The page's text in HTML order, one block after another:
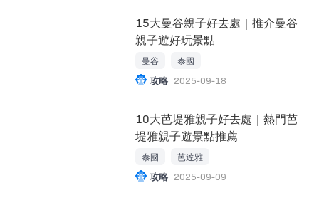
15大曼谷親子好去處｜推介曼谷
親子遊好玩景點
曼谷 泰國
攻略 2025-09-18
10大芭堤雅親子好去處｜熱門芭
堤雅親子遊景點推薦
泰國 芭達雅
攻略 2025-09-09